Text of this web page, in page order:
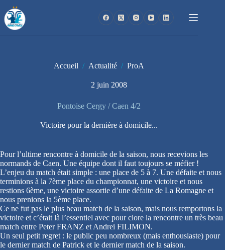
au
contenu
Accueil / Actualité / ProA
2 juin 2008
Pontoise Cergy / Caen 4/2
Victoire pour la dernière à domicile...
Pour l’ultime rencontre à domicile de la saison, nous recevions les
normands de Caen. Une équipe dont il faut toujours se méfier !
L’enjeu du match était simple : une place de 5 à 7. Une défaite et nous
terminions à la 7ème place du championnat, une victoire et nous
restions 6ème, une victoire assortie d’une défaite de La Romagne et
nous prenions la 5ème place.
Ce ne fut pas le plus beau match de la saison, mais nous remportons la
victoire et c’était là l’essentiel avec pour clore la rencontre un très beau
match entre Peter FRANZ et Andrei FILIMON.
Un seul petit regret : le public peu nombreux (mais enthousiaste) pour
le dernier match de Patrick et le dernier match de la saison.